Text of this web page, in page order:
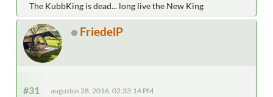
The KubbKing is dead... long live the New King
FriedelP
#31 augustus 28, 2016, 02:33:14 PM